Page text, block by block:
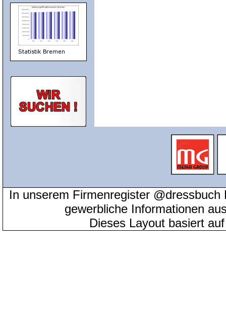
In unserem Firmenregister
gewerbliche Informationen
Dieses Layout basiert